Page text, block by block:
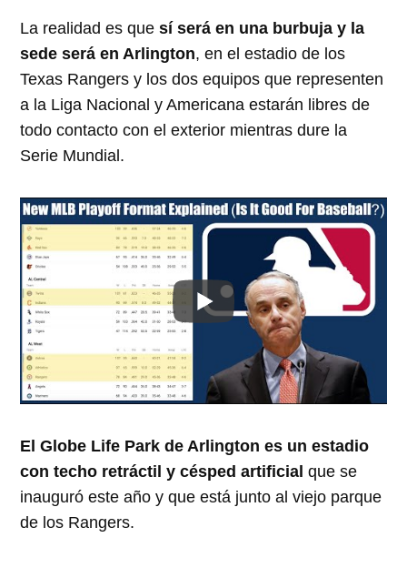
La realidad es quesí será en una burbuja y la
sede será en Arlington, en el estadio de los
Texas Rangers y los dos equipos que representen
a la Liga Nacional y Americana estarán libres de
todo contacto con el exterior mientras dure la
Serie Mundial.
El Globe Life Park de Arlington es un estadio
con techo retráctil y césped artificial que se
inauguró este año y que está junto al viejo parque
de los Rangers.